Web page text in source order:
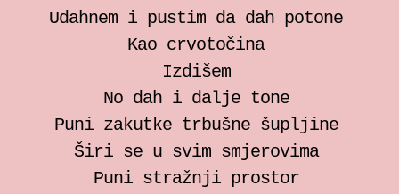
Bilježnica za somatski rad
Zrinka Šimičić Mihanović
Ana Jelušić
Mia Štark
Udahnem i pustim da dah potone
Kao crvotočina
Izdišem
No dah i dalje tone
Puni zakutke trbušne šupljine
Širi se u svim smjerovima
Puni stražnji prostor